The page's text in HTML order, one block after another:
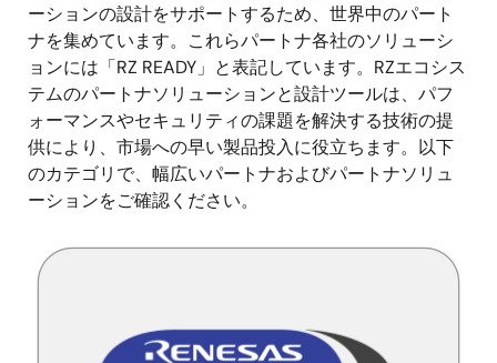
ーションの設計をサポートするため、世界中のパート
ナを集めています。これらパートナ各社のソリューシ
ョンには「RZ READY」と表記しています。RZエコシス
テムのパートナソリューションと設計ツールは、パフ
ォーマンスやセキュリティの課題を解決する技術の提
供により、市場への早い製品投入に役立ちます。以下
のカテゴリで、幅広いパートナおよびパートナソリュ
ーションをご確認ください。
像